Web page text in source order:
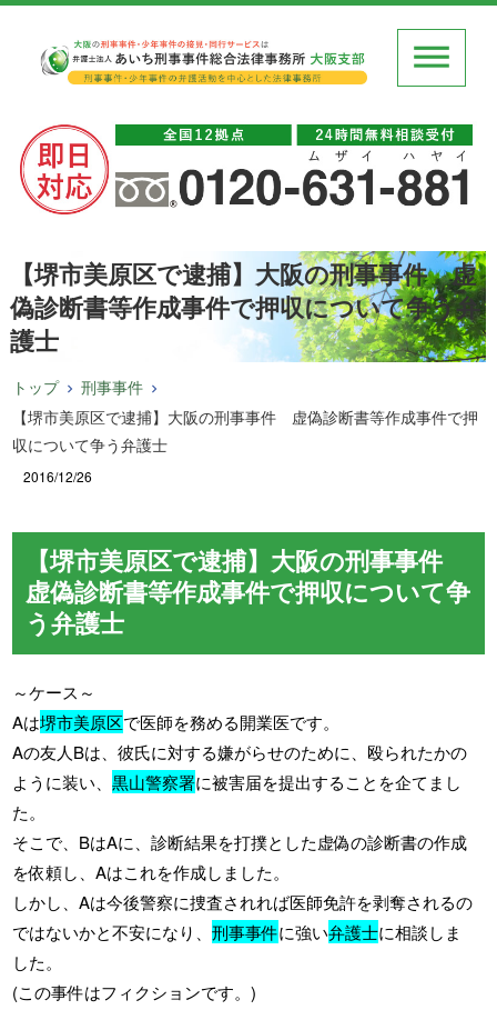
【堺市美原区で逮捕】大阪の刑事事件 虚
偽診断書等作成事件で押収について争う弁
護士
トップ
刑事事件
【堺市美原区で逮捕】大阪の刑事事件 虚偽診断書等作成事件で押
収について争う弁護士
2016/12/26
【堺市美原区で逮捕】大阪の刑事事件
虚偽診断書等作成事件で押収について争
う弁護士
～ケース～
Aは堺市美原区で医師を務める開業医です。
Aの友人Bは、彼氏に対する嫌がらせのために、殴られたかの
ように装い、黒山警察署に被害届を提出することを企てまし
た。
そこで、BはAに、診断結果を打撲とした虚偽の診断書の作成
を依頼し、Aはこれを作成しました。
しかし、Aは今後警察に捜査されれば医師免許を剥奪されるの
ではないかと不安になり、刑事事件に強い弁護士に相談しま
した。
(この事件はフィクションです。)